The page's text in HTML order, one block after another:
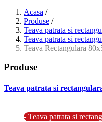
Acasa /
Produse /
Teava patrata si
Teava patrata si
Teava Rectangulara
Produse
Teava patrata si
- Teava patrata si